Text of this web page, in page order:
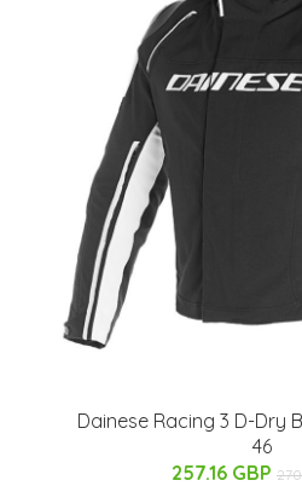
Dainese Racing 3 D-Dry
46
257.16 GBP